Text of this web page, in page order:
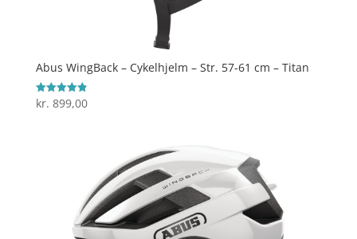
Abus WingBack – Cykelhjelm – Str. 57-61 cm – Titan
Vurderet
4.9
kr. 899,00